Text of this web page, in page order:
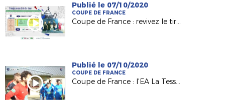
Publié le 07/10/2020
COUPE DE FRANCE
Coupe de France : revivez le tirage au sort du 5e tour
Publié le 07/10/2020
COUPE DE FRANCE
Coupe de France : l'EA La Tessoualle éliminé mais parfaitement organisé !